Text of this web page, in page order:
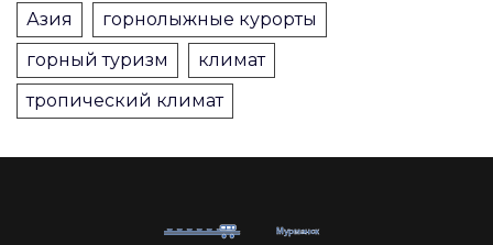
Азия
горнолыжные курорты
горный туризм
климат
тропический климат